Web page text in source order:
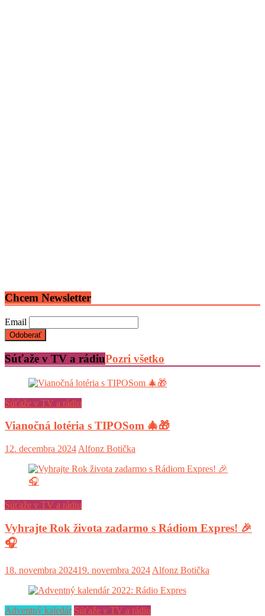
Chcem Newsletter
Email
Súťaže v TV a rádiuPozri všetko
Súťaže v TV a rádiu
Vianočná lotéria s TIPOSom 🎄🎁
12. decembra 2024 Alfonz Botička
Súťaže v TV a rádiu
Vyhrajte Rok života zadarmo s Rádiom Expres! 🎉
🎧
18. novembra 202419. novembra 2024 Alfonz Botička
Adventný kaledár Súťaže v TV a rádiu